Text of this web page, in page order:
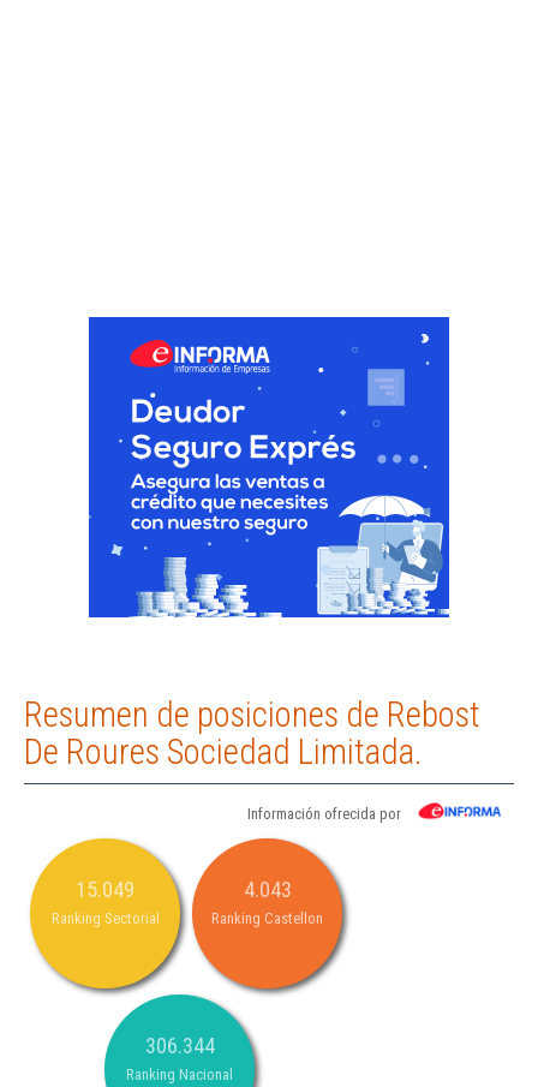
Resumen de posiciones de Rebost
De Roures Sociedad Limitada.
Información ofrecida por
15.049
Ranking Sectorial
4.043
Ranking Castellon
306.344
Ranking Nacional